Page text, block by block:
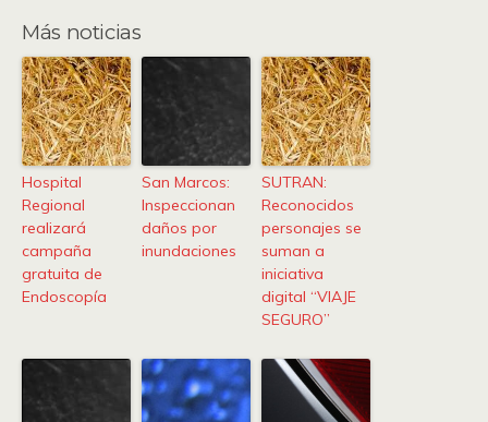
Más noticias
Hospital
Regional
realizará
campaña
gratuita de
Endoscopía
San Marcos:
Inspeccionan
daños por
inundaciones
SUTRAN:
Reconocidos
personajes se
suman a
iniciativa
digital “VIAJE
SEGURO”